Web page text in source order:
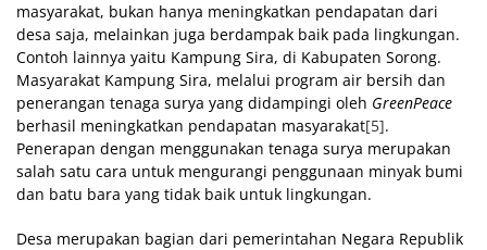
masyarakat, bukan hanya meningkatkan pendapatan dari
desa saja, melainkan juga berdampak baik pada lingkungan.
Contoh lainnya yaitu Kampung Sira, di Kabupaten Sorong.
Masyarakat Kampung Sira, melalui program air bersih dan
penerangan tenaga surya yang didampingi oleh GreenPeace
berhasil meningkatkan pendapatan masyarakat[5].
Penerapan dengan menggunakan tenaga surya merupakan
salah satu cara untuk mengurangi penggunaan minyak bumi
dan batu bara yang tidak baik untuk lingkungan.
Desa merupakan bagian dari pemerintahan Negara Republik